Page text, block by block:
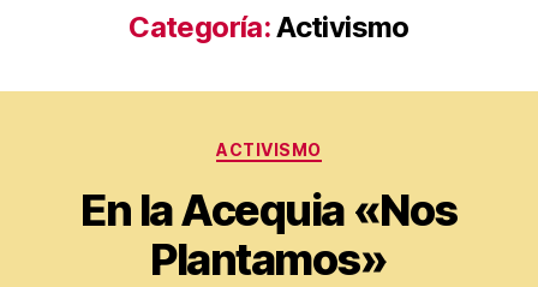
Categoría:Activismo
Categorías
ACTIVISMO
En la Acequia «Nos
Plantamos»